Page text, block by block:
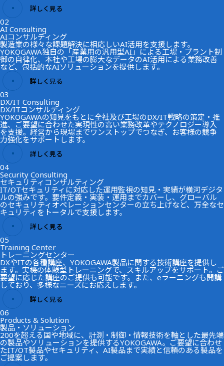
詳しく見る
02
AI Consulting
AIコンサルティング
製造業の様々な課題解決に相応しいAI活用を支援します。
YOKOGAWA独自の「産業用の汎用型AI」による工場・プラント制
御の自律化、本社や工場の膨大なデータのAI活用による業務改善
など、包括的なAIソリューションを提供します。
詳しく見る
03
DX/IT Consulting
DX/ITコンサルティング
YOKOGAWAの知見をもとに全社及び工場のDX/IT戦略の策定・推
進、ご要望に合わせた実現性の高い業務改革やテクノロジー導入
を支援。経営から現場までワンストップでつなぎ、お客様の競争
力強化をサポートします。
詳しく見る
04
Security Consulting
セキュリティコンサルティング
IT/OTセキュリティに対応した運用監視の知見・実績が横河デジタ
ルの強みです。要件定義・実装・運用までカバーし、グローバル
のセキュリティオペレーションセンターの立ち上げなど、万全なセ
キュリティをトータルで支援します。
詳しく見る
05
Training Center
トレーニングセンター
DXやITの各種講座、YOKOGAWA製品に関する技術講座を提供し
ます。実機の体験型トレーニングで、スキルアップをサポート。ご
要望に応じた講座のご提供も可能です。また、eラーニングも開講
しており、多様なニーズにお応えします。
詳しく見る
06
Products & Solution
製品・ソリューション
200を超える国や地域に、計測・制御・情報技術を軸とした最先端
の製品やソリューションを提供するYOKOGAWA。ご要望に合わせ
たIT/OT製品やセキュリティ、AI製品まで実績と信頼のある製品を
ご提案します。